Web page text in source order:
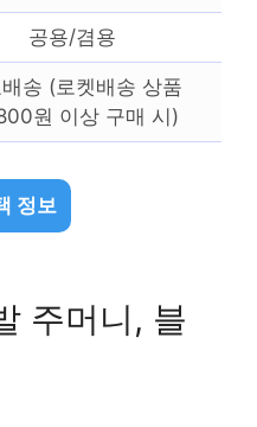
공용/겸용
송 (로켓배송 상품
원 이상 구매 시)
정보
주머니, 블